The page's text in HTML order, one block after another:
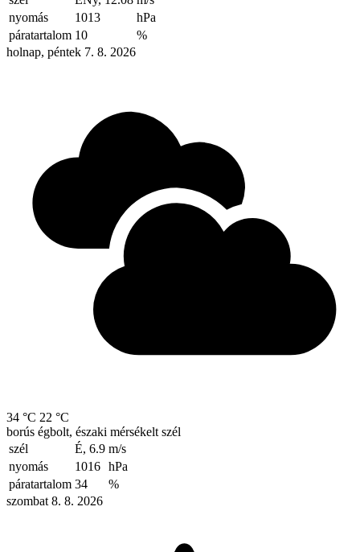
nyomás
1013
hPa
páratartalom 10
%
holnap, péntek 7. 8. 2026
34 °C 22 °C
borús égbolt, északi mérsékelt szél
szél
É, 6.9 m/s
nyomás
1016 hPa
páratartalom 34
%
szombat 8. 8. 2026